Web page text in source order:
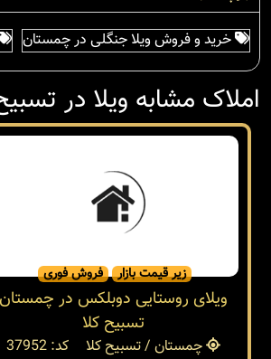
خرید و فروش ویلا جنگلی در چمستان
املاک مشابه ویلا در
زیر قیمت بازار فروش فوری
ویلای روستایی دوبلکس در چمستان